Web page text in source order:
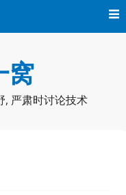
窝
, 严肃时讨论技术